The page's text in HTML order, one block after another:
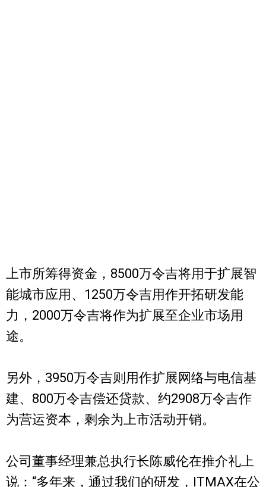
上市所筹得资金，8500万令吉将用于扩展智
能城市应用、1250万令吉用作开拓研发能
力，2000万令吉将作为扩展至企业市场用
途。
另外，3950万令吉则用作扩展网络与电信基
建、800万令吉偿还贷款、约2908万令吉作
为营运资本，剩余为上市活动开销。
公司董事经理兼总执行长陈威伦在推介礼上
说：“多年来，通过我们的研发，ITMAX在公